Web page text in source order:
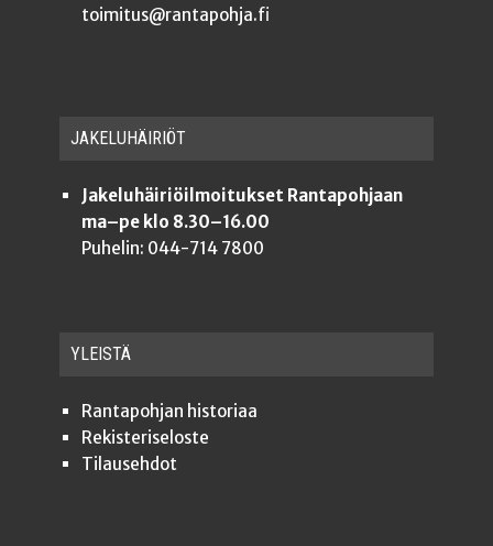
toimitus@rantapohja.fi
JAKE­LU­HÄI­RIÖT
Jakeluhäiriöilmoitukset Rantapohjaan
ma–pe klo 8.30–16.00
Puhelin: 044-714 7800
YLEISTÄ
Ran­ta­poh­jan historiaa
Rekis­te­ri­se­los­te
Tilauseh­dot